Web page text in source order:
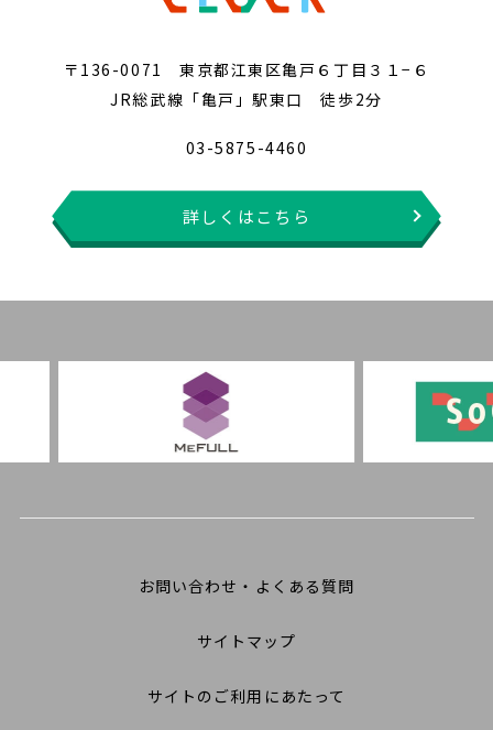
〒136-0071 東京都江東区亀戸６丁目３１−６
JR総武線「亀戸」駅東口 徒歩2分
03-5875-4460
詳しくはこちら
お問い合わせ・よくある質問
サイトマップ
サイトのご利用にあたって